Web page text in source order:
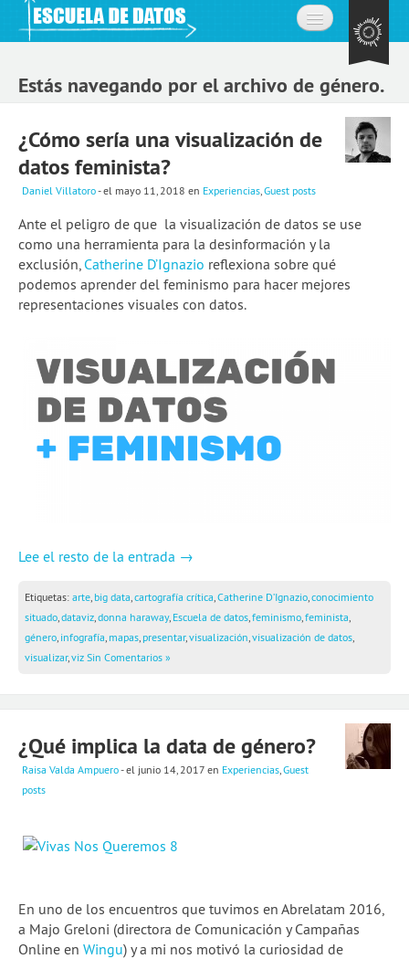
La comunidad
Preguntas frecuentes
Aprende
Expedición de datos
Explorando datos: la misión
Únete a la comunidad
2a temporada de webinars
School of Data
Estás navegando por el archivo de género.
¿Cómo sería una visualización de
datos feminista?
Daniel Villatoro- el mayo 11, 2018 en Experiencias,Guest posts
Ante el peligro de que la visualización de datos se use
como una herramienta para la desinformación y la
exclusión, Catherine D’Ignazio reflexiona sobre qué
podemos aprender del feminismo para hacer mejores
representaciones visuales con datos.
Lee el resto de la entrada →
Etiquetas: arte, big data,cartografía crítica,Catherine D’Ignazio,conocimiento
situado,dataviz,donna haraway, Escuela de datos,feminismo,feminista,
género, infografía, mapas, presentar,visualización,visualización de datos,
visualizar,viz Sin Comentarios »
¿Qué implica la data de género?
Raisa Valda Ampuero- el junio 14, 2017 en Experiencias,Guest
posts
En uno de los encuentros que tuvimos en Abrelatam 2016,
a Majo Greloni (directora de Comunicación y Campañas
Online en Wingu) y a mi nos motivó la curiosidad de